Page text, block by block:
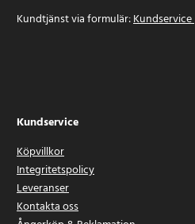
Kundtjänst via formulär:Kundservice
Kundservice
Köpvillkor
Integritetspolicy
Leveranser
Kontakta oss